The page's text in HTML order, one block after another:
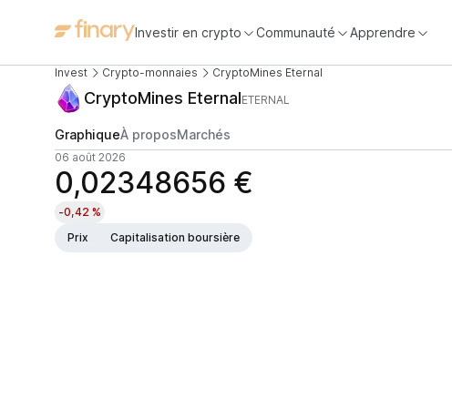
Investir en crypto Communauté Apprendre
Invest Crypto-monnaies CryptoMines Eternal
CryptoMines EternalETERNAL
GraphiqueÀ proposMarchés
06 août 2026
0,02348656 €
-0,42 %
Prix
Capitalisation boursière